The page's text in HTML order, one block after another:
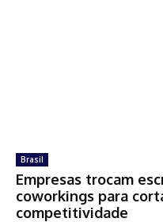
Brasil
Empresas trocam
coworkings para
competitividade